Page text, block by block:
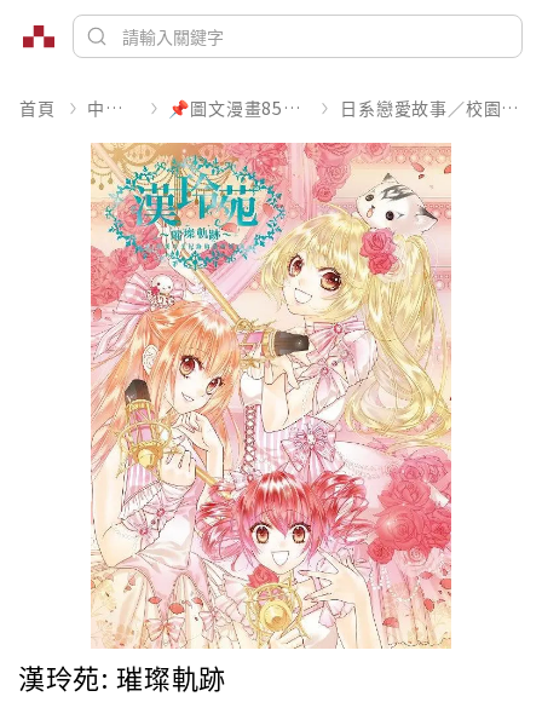
首頁 中文書 📌圖文漫畫85折起 日系戀愛故事／校園青春
漢玲苑: 璀璨軌跡